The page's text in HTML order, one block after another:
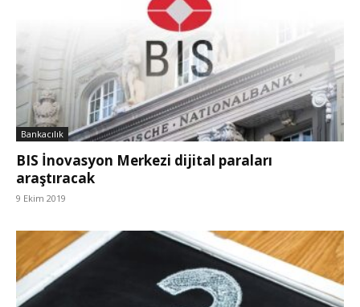
Bankacılık
BIS İnovasyon Merkezi dijital paraları
araştıracak
9 Ekim 2019